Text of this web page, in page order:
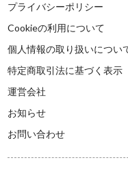
プライバシーポリシー
Cookieの利用について
個人情報の取り扱いについ
特定商取引法に基づく表示
運営会社
お知らせ
お問い合わせ